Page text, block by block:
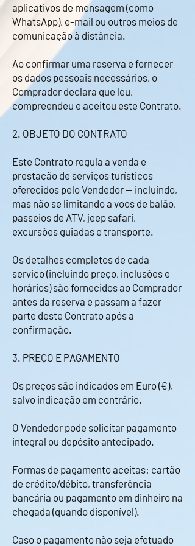
aplicativos de mensagem (como
WhatsApp), e-mail ou outros meios de
comunicação à distância.
Ao confirmar uma reserva e fornecer
os dados pessoais necessários, o
Comprador declara que leu,
compreendeu e aceitou este Contrato.
2. OBJETO DO CONTRATO
Este Contrato regula a venda e
prestação de serviços turísticos
oferecidos pelo Vendedor — incluindo,
mas não se limitando a voos de balão,
passeios de ATV, jeep safari,
excursões guiadas e transporte.
Os detalhes completos de cada
serviço (incluindo preço, inclusões e
horários) são fornecidos ao Comprador
antes da reserva e passam a fazer
parte deste Contrato após a
confirmação.
3. PREÇO E PAGAMENTO
Os preços são indicados em Euro (€),
salvo indicação em contrário.
O Vendedor pode solicitar pagamento
integral ou depósito antecipado.
Formas de pagamento aceitas: cartão
de crédito/débito, transferência
bancária ou pagamento em dinheiro na
chegada (quando disponível).
Caso o pagamento não seja efetuado